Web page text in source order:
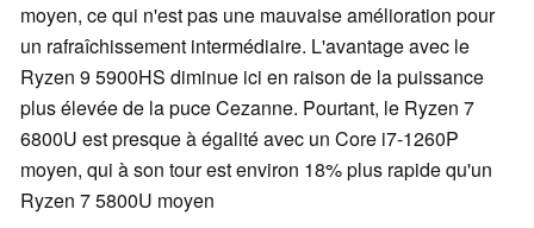
moyen, ce qui n'est pas une mauvaise amélioration pour
un rafraîchissement intermédiaire. L'avantage avec le
Ryzen 9 5900HS diminue ici en raison de la puissance
plus élevée de la puce Cezanne. Pourtant, le Ryzen 7
6800U est presque à égalité avec un Core i7-1260P
moyen, qui à son tour est environ 18% plus rapide qu'un
Ryzen 7 5800U moyen